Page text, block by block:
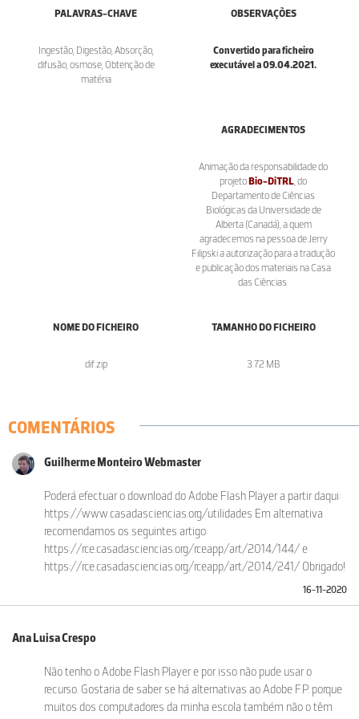
PALAVRAS-CHAVE
Ingestão, Digestão, Absorção,
difusão, osmose, Obtenção de
matéria
OBSERVAÇÕES
Convertido para ficheiro
executável a 09.04.2021.
AGRADECIMENTOS
Animação da responsabilidade do
projetoBio-DiTRL, do
Departamento de Ciências
Biológicas da Universidade de
Alberta (Canadá), a quem
agradecemos na pessoa de Jerry
Filipski a autorização para a tradução
e publicação dos materiais na Casa
das Ciências.
NOME DO FICHEIRO
dif.zip
TAMANHO DO FICHEIRO
3.72 MB
COMENTÁRIOS
Guilherme Monteiro Webmaster
Poderá efectuar o download do Adobe Flash Player a partir daqui:
https://www.casadasciencias.org/utilidades Em alternativa
recomendamos os seguintes artigo:
https://rce.casadasciencias.org/rceapp/art/2014/144/ e
https://rce.casadasciencias.org/rceapp/art/2014/241/ Obrigado!
16-11-2020
Ana Luisa Crespo
Não tenho o Adobe Flash Player e por isso não pude usar o
recurso. Gostaria de saber se há alternativas ao Adobe F.P. porque
muitos dos computadores da minha escola também não o têm